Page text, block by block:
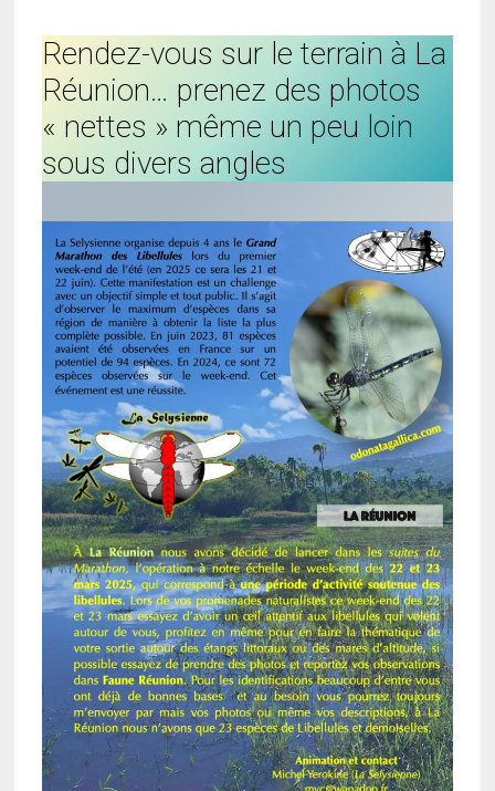
Rendez-vous sur le terrain à La
Réunion… prenez des photos
« nettes » même un peu loin
sous divers angles